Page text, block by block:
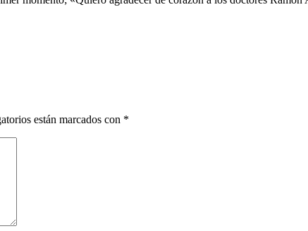
están marcados con *